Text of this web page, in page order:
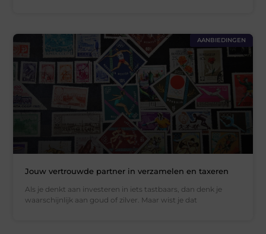
AANBIEDINGEN
Jouw vertrouwde partner in verzamelen en taxeren
Als je denkt aan investeren in iets tastbaars, dan denk je
waarschijnlijk aan goud of zilver. Maar wist je dat